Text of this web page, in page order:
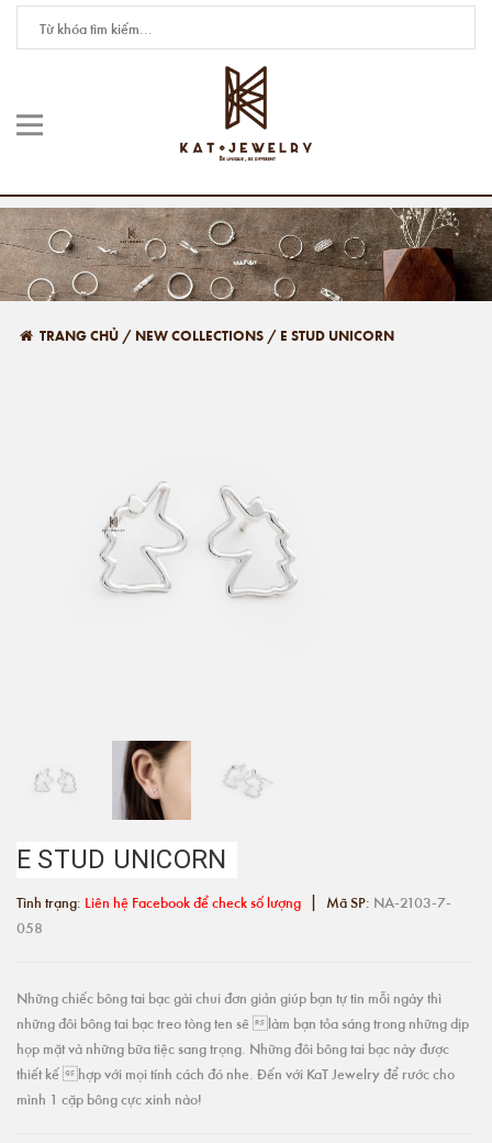
TRANG CHỦ / NEW COLLECTIONS / E STUD UNICORN
E STUD UNICORN
Tình trạng: Liên hệ Facebook để check số lượng | Mã SP: NA-2103-7-
058
Những chiếc bông tai bạc gài chui đơn giản giúp bạn tự tin mỗi ngày thì
những đôi bông tai bạc treo tòng ten sẽ làm bạn tỏa sáng trong những dịp
họp mặt và những bữa tiệc sang trọng. Những đôi bông tai bạc này được
thiết kế hợp với mọi tính cách đó nhe. Đến với KaT Jewelry để rước cho
mình 1 cặp bông cực xinh nào!